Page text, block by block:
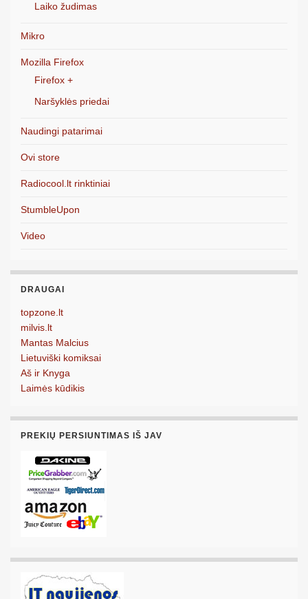
Laiko žudimas
Mikro
Mozilla Firefox
Firefox +
Naršyklės priedai
Naudingi patarimai
Ovi store
Radiocool.lt rinktiniai
StumbleUpon
Video
DRAUGAI
topzone.lt
milvis.lt
Mantas Malcius
Lietuviški komiksai
Aš ir Knyga
Laimės kūdikis
PREKIŲ PERSIUNTIMAS IŠ JAV